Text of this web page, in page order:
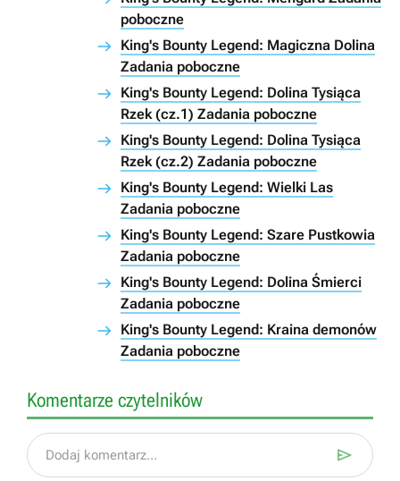
poboczne
King's Bounty Legend: Magiczna Dolina
Zadania poboczne
King's Bounty Legend: Dolina Tysiąca
Rzek (cz.1) Zadania poboczne
King's Bounty Legend: Dolina Tysiąca
Rzek (cz.2) Zadania poboczne
King's Bounty Legend: Wielki Las
Zadania poboczne
King's Bounty Legend: Szare Pustkowia
Zadania poboczne
King's Bounty Legend: Dolina Śmierci
Zadania poboczne
King's Bounty Legend: Kraina demonów
Zadania poboczne
Komentarze czytelników
Dodaj komentarz... 